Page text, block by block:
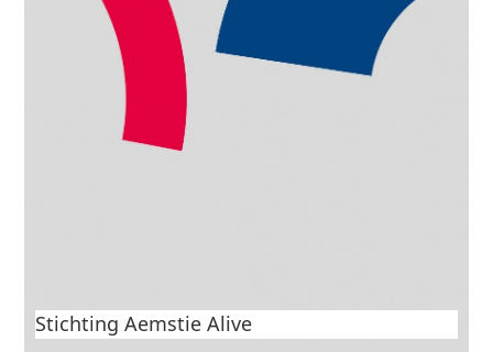
Stichting Aemstie Alive
2e SAMEN-openluchtfestival 2025: Het “Verbonden